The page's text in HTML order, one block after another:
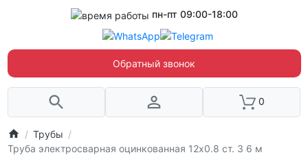
пн-пт 09:00-18:00
Обратный звонок
0
Трубы
Труба электросварная оцинкованная 12х0.8 ст. 3 6 м